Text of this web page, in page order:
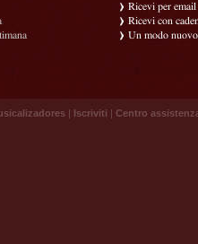
Ricevi per
Ricevi con
Un modo
| Iscriviti | Centro